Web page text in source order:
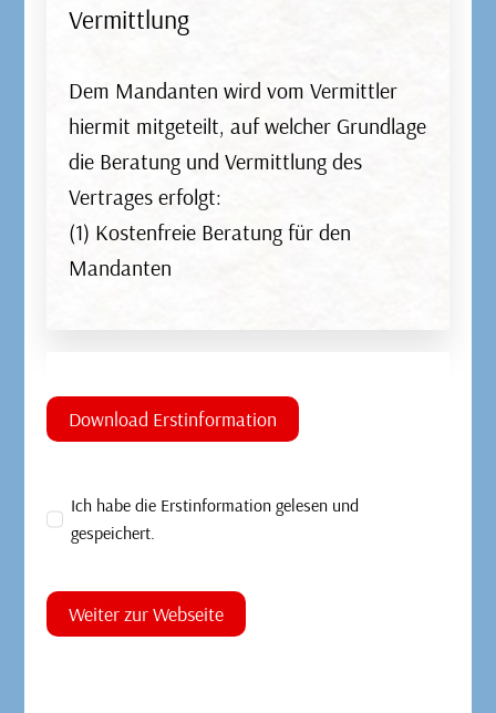
Reiseversicherung
Die Reiseversicherung ist ein unverzichtbarer
Begleiter für Reisende, die sich vor unerwarteten
Vorfällen und Notfällen während ihrer Reisen
Reisegepäckversicherung.
Wohngebäudeversicherung
Eine Wohngebäudeversicherung ist eine
Vermittlung
Dem Mandanten wird vom Vermittler
hiermit mitgeteilt, auf welcher Grundlage
die Beratung und Vermittlung des
Vertrages erfolgt:
(1) Kostenfreie Beratung für den
Mandanten
Download Erstinformation
Ich habe die Erstinformation gelesen und
gespeichert.
Weiter zur Webseite